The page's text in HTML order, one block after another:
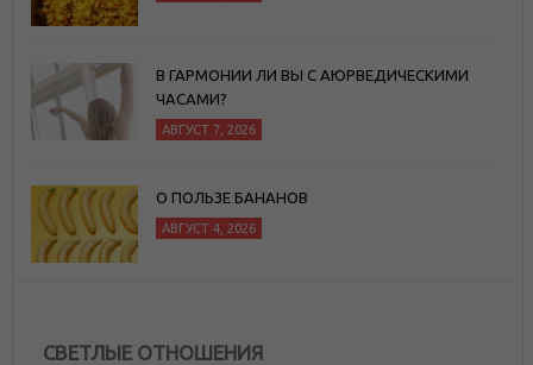
В ГАРМОНИИ ЛИ ВЫ С АЮРВЕДИЧЕСКИМИ
ЧАСАМИ?
АВГУСТ 7, 2026
О ПОЛЬЗЕ БАНАНОВ
АВГУСТ 4, 2026
СВЕТЛЫЕ ОТНОШЕНИЯ